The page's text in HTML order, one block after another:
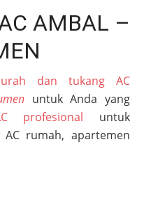
AMBAL –
dan tukang AC
untuk Anda yang
profesional untuk
rumah, apartemen